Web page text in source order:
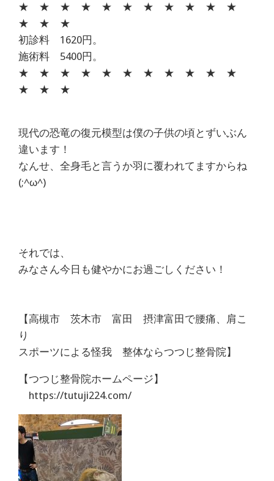
★ ★ ★ ★ ★ ★ ★ ★ ★ ★ ★
★ ★ ★
初診料 1620円。
施術料 5400円。
★ ★ ★ ★ ★ ★ ★ ★ ★ ★ ★
★ ★ ★
現代の恐竜の復元模型は僕の子供の頃とずいぶん
違います！
なんせ、全身毛と言うか羽に覆われてますからね
(;^ω^)
それでは、
みなさん今日も健やかにお過ごしください！
【高槻市 茨木市 富田 摂津富田で腰痛、肩こ
り
スポーツによる怪我 整体ならつつじ整骨院】
【つつじ整骨院ホームページ】
https://tutuji224.com/